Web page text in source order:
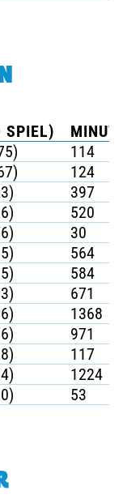
SPIEL)
114
124
397
520
30
564
584
671
1368
971
117
1224
53